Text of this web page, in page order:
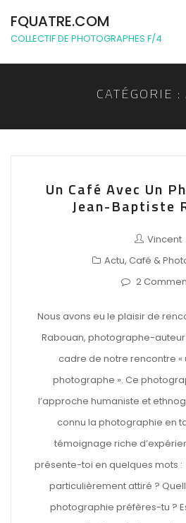
FQUATRE.COM
COLLECTIF DE PHOTOGRAPHES F/4
CATÉGORIE :
Un Café Avec Un
Jean-Baptiste
Vincent
Actu, Café &
2
Nous avons eu le plaisir de
Rabouan, photographe-
cadre de notre rencontre «
photographe ». Ce
l’approche humaniste et
connu la photographie en
témoignage riche
présente-toi en quelques mots :
particulièrement attiré ?
photographie préfères-tu ?